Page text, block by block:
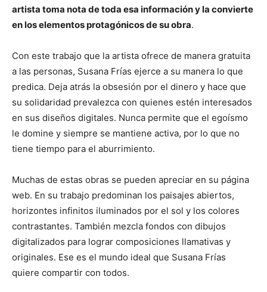
artista toma nota de toda esa información y la convierte
en los elementos protagónicos de su obra.
Con este trabajo que la artista ofrece de manera gratuita
a las personas, Susana Frías ejerce a su manera lo que
predica. Deja atrás la obsesión por el dinero y hace que
su solidaridad prevalezca con quienes estén interesados
en sus diseños digitales. Nunca permite que el egoísmo
le domine y siempre se mantiene activa, por lo que no
tiene tiempo para el aburrimiento.
Muchas de estas obras se pueden apreciar en su página
web. En su trabajo predominan los paisajes abiertos,
horizontes infinitos iluminados por el sol y los colores
contrastantes. También mezcla fondos con dibujos
digitalizados para lograr composiciones llamativas y
originales. Ese es el mundo ideal que Susana Frías
quiere compartir con todos.